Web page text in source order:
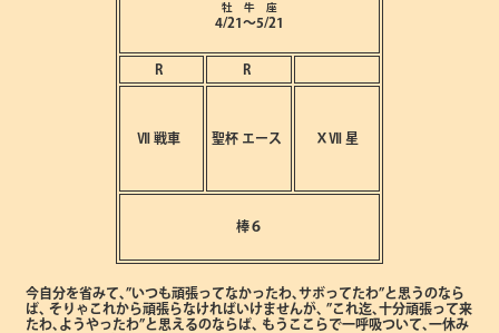
牡 牛 座
4/21～5/21
R R
Ⅶ 戦車 聖杯エース ⅩⅦ 星
棒６
今自分を省みて､”いつも頑張ってなかったわ､サボってたわ”と思うのなら
ば､ そりゃこれから頑張らなければいけませんが､ ”これ迄､十分頑張って来
たわ､ようやったわ”と思えるのならば､
もうここらで一呼吸ついて､一休み